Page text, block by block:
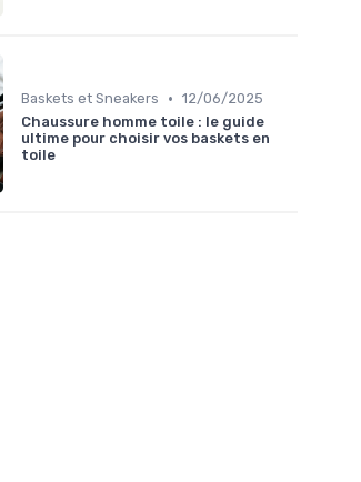
Baskets et Sneakers • 12/06/2025
Chaussure homme toile : le guide
ultime pour choisir vos baskets en
toile